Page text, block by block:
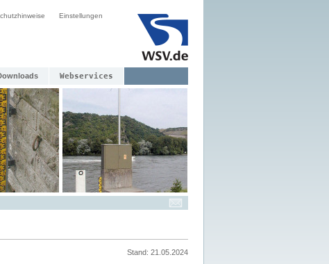
Einstellungen
Webservices
Stand: 21.05.2024